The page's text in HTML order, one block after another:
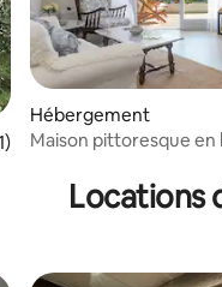
moyenne sur la base de
Hébergement
Maison pittoresque en
Locations